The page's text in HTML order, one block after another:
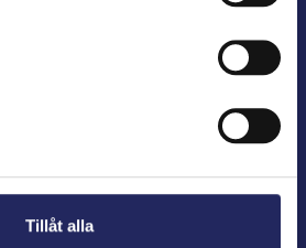
Tillåt alla
är Östersjöns beskyddare,
utgivare av marin litteratur.